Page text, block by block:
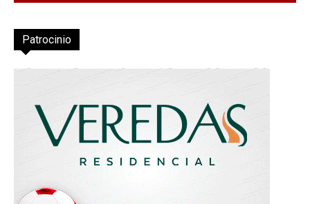
Patrocinio